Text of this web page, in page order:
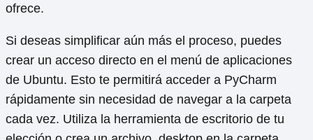
ofrece.
Si deseas simplificar aún más el proceso, puedes
crear un acceso directo en el menú de aplicaciones
de Ubuntu. Esto te permitirá acceder a PyCharm
rápidamente sin necesidad de navegar a la carpeta
cada vez. Utiliza la herramienta de escritorio de tu